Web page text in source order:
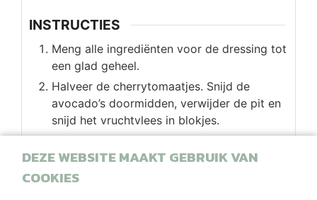
INSTRUCTIES
Meng alle ingrediënten voor de dressing tot
een glad geheel.
Halveer de cherrytomaatjes. Snijd de
avocado’s doormidden, verwijder de pit en
snijd het vruchtvlees in blokjes.
Meng de pasta met de dressing, tomaatjes,
ham en rucola. Scheur de mozzarella in
stukjes en meng deze door de salade. Voeg
DEZE WEBSITE MAAKT GEBRUIK VAN
COOKIES